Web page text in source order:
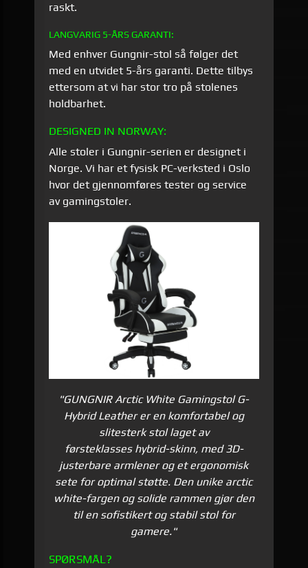
raskt.
LANGVARIG 5-ÅRS GARANTI:
Med enhver Gungnir-stol så følger det
med en utvidet 5-års garanti. Dette tilbys
ettersom at vi har stor tro på stolenes
holdbarhet.
DESIGNED IN NORWAY:
Alle stoler i Gungnir-serien er designet i
Norge. Vi har et fysisk PC-verksted i Oslo
hvor det gjennomføres tester og service
av gamingstoler.
"GUNGNIR Arctic White Gamingstol G-
Hybrid Leatherer en komfortabel og
slitesterk stol laget av
førsteklasses hybrid-skinn, med 3D-
justerbare armlener og et ergonomisk
sete for optimal støtte. Den unike arctic
white-fargen og solide rammen gjør den
til en sofistikert og stabil stol for
gamere."
SPØRSMÅL?